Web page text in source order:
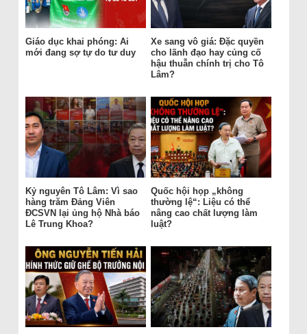
Giáo dục khai phóng: Ai
mới đang sợ tự do tư duy
Xe sang vô giá: Đặc quyền
cho lãnh đạo hay củng cố
hậu thuẫn chính trị cho Tô
Lâm?
Kỷ nguyên Tô Lâm: Vì sao
hàng trăm Đảng Viên
ĐCSVN lại ủng hộ Nhà báo
Lê Trung Khoa?
Quốc hội họp „không
thường lệ“: Liệu có thể
nâng cao chất lượng làm
luật?